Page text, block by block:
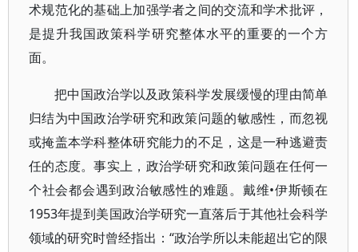
术规范化的基础上加强学者之间的交流和学术批评，
是提升我国政策科学研究整体水平的重要的一个方
面。
把中国政治学以及政策科学发展缓慢的理由简单
归结为中国政治学研究和政策问题的敏感性，而忽视
或掩盖本学科整体研究能力的不足，这是一种逃避责
任的态度。事实上，政治学研究和政策问题在任何一
个社会都会遇到政治敏感性的难题。戴维•伊斯顿在
1953年提到美国政治学研究一直落后于其他社会科学
领域的研究时曾经指出：“政治学所以未能超出它的限